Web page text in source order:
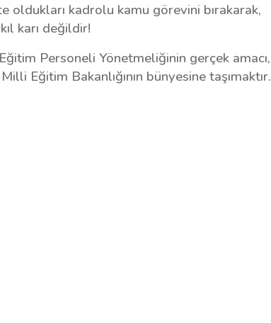
oldukları kadrolu kamu görevini bırakarak,
karı değildir!
Personeli Yönetmeliğinin gerçek amacı,
Eğitim Bakanlığının bünyesine taşımaktır.